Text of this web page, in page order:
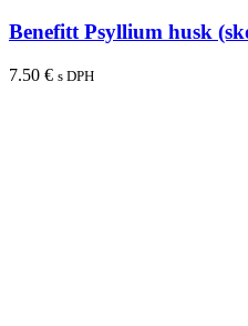
Benefitt Psyllium husk
7.50 € s DPH